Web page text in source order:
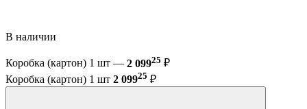
В наличии
Коробка (картон) 1 шт — 2 09925 ₽
Коробка (картон) 1 шт 2 09925 ₽